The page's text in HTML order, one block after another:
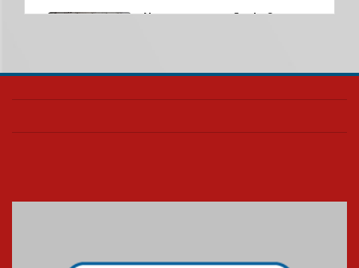
Nova apresentação do Centro
realizará nova edição da Feira
04.08.2026